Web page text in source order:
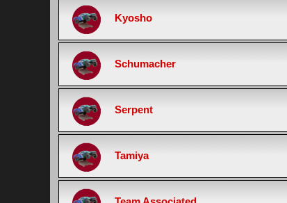
Kyosho
Schumacher
Serpent
Tamiya